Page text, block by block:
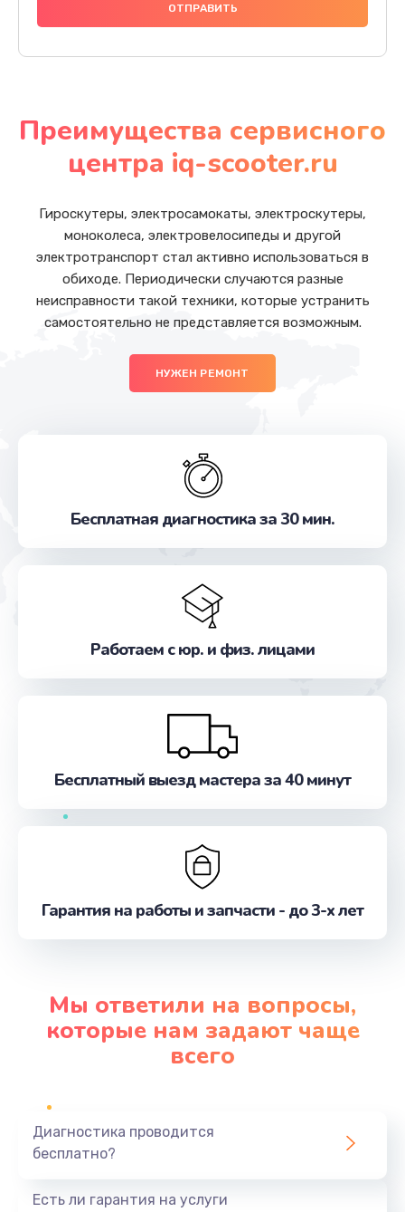
Преимущества сервисного
центра iq-scooter.ru
Гироскутеры, электросамокаты, электроскутеры,
моноколеса, электровелосипеды и другой
электротранспорт стал активно использоваться в
обиходе. Периодически случаются разные
неисправности такой техники, которые устранить
самостоятельно не представляется возможным.
НУЖЕН РЕМОНТ
Бесплатная диагностика за 30 мин.
Работаем с юр. и физ. лицами
Бесплатный выезд мастера за 40 минут
Гарантия на работы и запчасти - до 3-х лет
Мы ответили на вопросы,
которые нам задают чаще
всего
Диагностика проводится
бесплатно?
Есть ли гарантия на услуги